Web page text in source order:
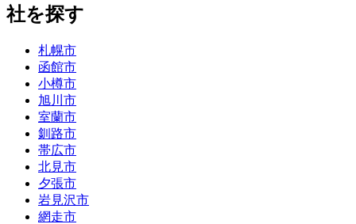
社を探す
札幌市
函館市
小樽市
旭川市
室蘭市
釧路市
帯広市
北見市
夕張市
岩見沢市
網走市